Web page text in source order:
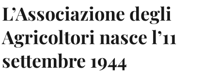
L’Associazione degli
Agricoltori nasce l’11
settembre 1944